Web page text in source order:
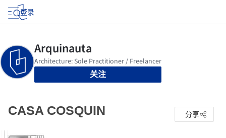
登录
关注
CASA COSQUIN 分享